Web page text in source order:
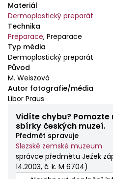
Materiál
Dermoplastický preparát
Technika
Preparace, Preparace
Typ média
Dermoplastický preparát
Původ
M. Weiszová
Autor fotografie/média
Libor Praus
Vidíte chybu? Pomozte
sbírky českých muzeí.
Předmět spravuje
Slezské zemské muzeum
správce předmětu Ježek
14.2003, č. k. M 6704)